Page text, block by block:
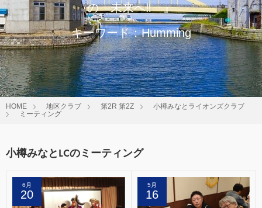
の 未来へ‼ 』
キーワード：Humming
HOME 地区クラブ 第2R 第2Z
小樽みなとライオンズクラブ
ミーティング
小樽みなとLCのミーティング
6月
20
5月
16